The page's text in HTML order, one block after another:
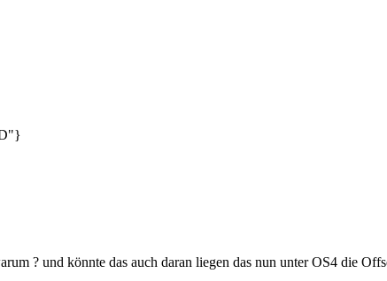
? und könnte das auch daran liegen das nun unter OS4 die